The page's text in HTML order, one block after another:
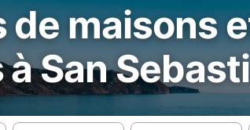
de maisons
San